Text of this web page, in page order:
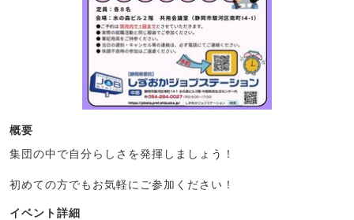
概要
集団の中で自分らしさを発揮しましょう！
初めての方でもお気軽にご参加ください！
イベント詳細